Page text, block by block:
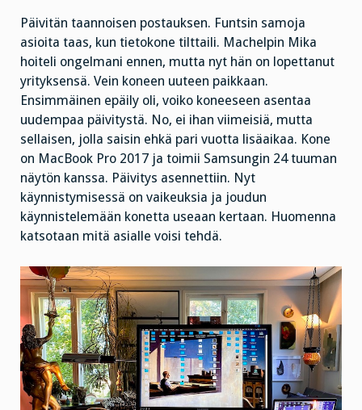
Päivitän taannoisen postauksen. Funtsin samoja
asioita taas, kun tietokone tilttaili. Machelpin Mika
hoiteli ongelmani ennen, mutta nyt hän on lopettanut
yrityksensä. Vein koneen uuteen paikkaan.
Ensimmäinen epäily oli, voiko koneeseen asentaa
uudempaa päivitystä. No, ei ihan viimeisiä, mutta
sellaisen, jolla saisin ehkä pari vuotta lisäaikaa. Kone
on MacBook Pro 2017 ja toimii Samsungin 24 tuuman
näytön kanssa. Päivitys asennettiin. Nyt
käynnistymisessä on vaikeuksia ja joudun
käynnistelemään konetta useaan kertaan. Huomenna
katsotaan mitä asialle voisi tehdä.